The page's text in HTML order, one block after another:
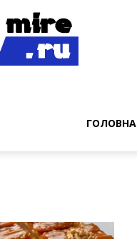
ГОЛОВНА